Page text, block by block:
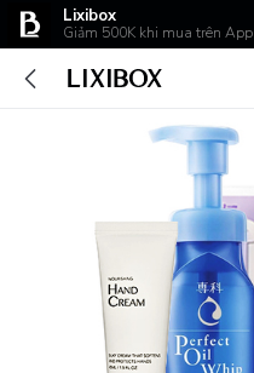
Lixibox
Giảm 500K khi mua trên App